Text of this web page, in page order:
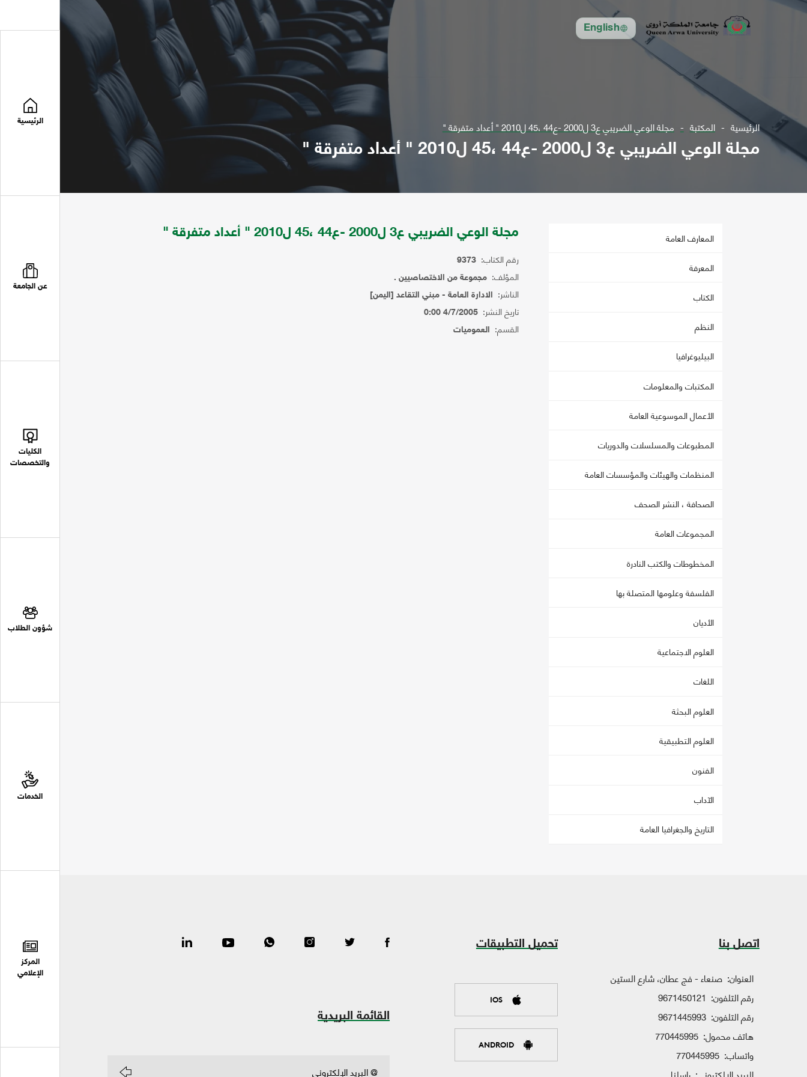
English
الرئيسية
عن الجامعة
الكليات
والتخصصات
شؤون الطلاب
الخدمات
المركز
الإعلامي
الرئيسية المكتبة مجلة الوعي الضريبي ع3 ل2000 -ع44 ،45 ل2010 " أعداد متفرقة "
مجلة الوعي الضريبي ع3 ل2000 -ع44 ،45 ل2010 " أعداد متفرقة "
المعارف العامة
المعرفة
الكتاب
النظم
البيليوغرافيا
المكتبات والمعلومات
الأعمال الموسوعية العامة
المطبوعات والمسلسلات والدوريات
المنظمات والهيئات والمؤسسات العامة
الصحافة ، النشر الصحف
المجموعات العامة
المخطوطات والكتب النادرة
الفلسفة وعلومها المتصلة بها
الأديان
العلوم الاجتماعية
اللغات
العلوم البحثة
العلوم التطبيقية
الفنون
الآداب
التاريخ والجغرافيا العامة
مجلة الوعي الضريبي ع3 ل2000 -ع44 ،45 ل2010 " أعداد متفرقة "
رقم الكتاب: 9373
المؤلف: مجموعة من الاختصاصيين .
الناشر: الادارة العامة - مبني التقاعد [اليمن]
تاريخ النشر: 4/7/2005 0:00
القسم: العموميات
اتصل بنا
العنوان: صنعاء - فج عطان، شارع الستين
رقم التلفون: 9671450121
رقم التلفون: 9671445993
هاتف محمول: 770445995
واتساب: 770445995
تحميل التطبيقات
IOS
ANDROID
القائمة البريدية